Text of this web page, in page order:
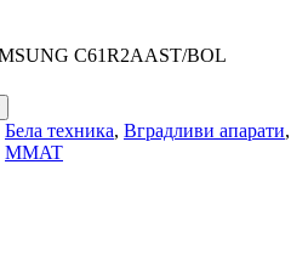
C61R2AAST/BOL
Бела техника, Вградливи апарати,
MMAT